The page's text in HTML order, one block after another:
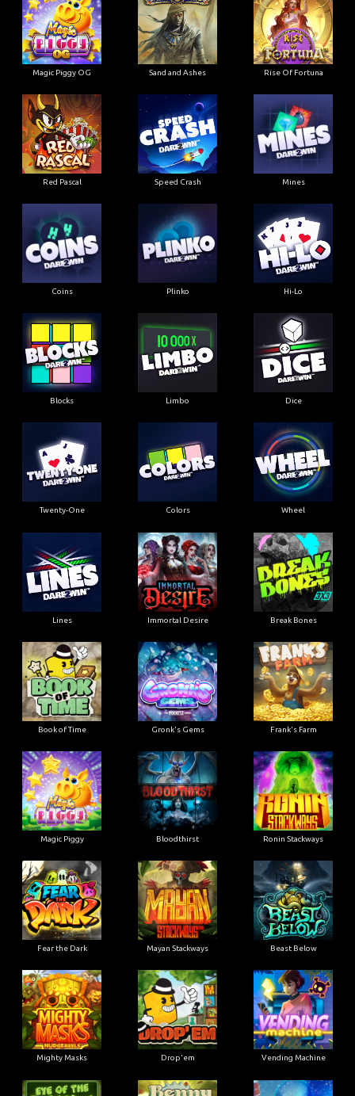
Magic Piggy OG Sand and Ashes Rise Of Fortuna
Red Pascal Speed Crash Mines
Coins Plinko Hi-Lo
Blocks Limbo Dice
Twenty-One Colors Wheel
Lines Immortal Desire Break Bones
Book of Time Gronk's Gems Frank's Farm
Magic Piggy Bloodthirst Ronin Stackways
Fear the Dark Mayan Stackways Beast Below
Mighty Masks Drop'em Vending Machine